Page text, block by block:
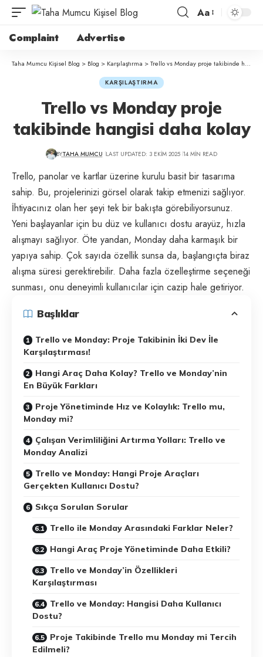
Aa
Complaint Advertise
Taha Mumcu Kişisel Blog > Blog > Karşılaştırma >Trello vs Monday proje takibinde hangisi daha kolay
KARŞILAŞTIRMA
Trello vs Monday proje
takibinde hangisi daha kolay
BYTAHA MUMCU LAST UPDATED: 3 EKIM 2025 14 MIN READ
Trello, panolar ve kartlar üzerine kurulu basit bir tasarıma
sahip. Bu, projelerinizi görsel olarak takip etmenizi sağlıyor.
İhtiyacınız olan her şeyi tek bir bakışta görebiliyorsunuz.
Yeni başlayanlar için bu düz ve kullanıcı dostu arayüz, hızla
alışmayı sağlıyor. Öte yandan, Monday daha karmaşık bir
yapıya sahip. Çok sayıda özellik sunsa da, başlangıçta biraz
alışma süresi gerektirebilir. Daha fazla özelleştirme seçeneği
sunması, onu deneyimli kullanıcılar için cazip hale getiriyor.
Başlıklar
Trello ve Monday: Proje Takibinin İki Dev İle
Karşılaştırması!
Hangi Araç Daha Kolay? Trello ve Monday’nin
En Büyük Farkları
Proje Yönetiminde Hız ve Kolaylık: Trello mu,
Monday mi?
Çalışan Verimliliğini Artırma Yolları: Trello ve
Monday Analizi
Trello ve Monday: Hangi Proje Araçları
Gerçekten Kullanıcı Dostu?
Sıkça Sorulan Sorular
Trello ile Monday Arasındaki Farklar Neler?
Hangi Araç Proje Yönetiminde Daha Etkili?
Trello ve Monday’in Özellikleri
Karşılaştırması
Trello ve Monday: Hangisi Daha Kullanıcı
Dostu?
Proje Takibinde Trello mu Monday mi Tercih
Edilmeli?